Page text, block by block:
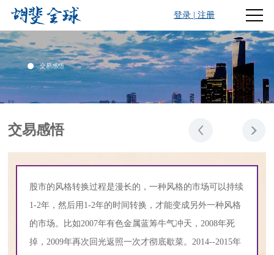
登录 |注册
交易感悟
交易感悟
股市的风格转换过程是漫长的，一种风格的市场可以持续
1-2年，然后用1-2年的时间转换，才能变成另外一种风格
的市场。比如2007年有色金属蓝筹牛气冲天，2008年死
掉，2009年再次回光返照一次才彻底歇菜。2014--2015年